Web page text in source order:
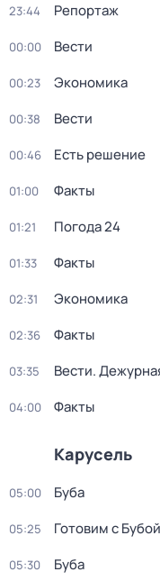
23:44 Репортаж
00:00 Вести
00:23 Экономика
00:38 Вести
00:46 Есть решение
01:00 Факты
01:21 Погода 24
01:33 Факты
02:31 Экономика
02:36 Факты
03:35 Вести.
04:00 Факты
Карусель
05:00 Буба
05:25 Готовим с Бубой
05:30 Буба